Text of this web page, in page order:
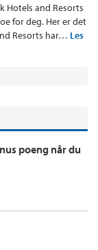
Hotels and Resorts
for deg. Her er det
Resorts har… Les
poeng når du